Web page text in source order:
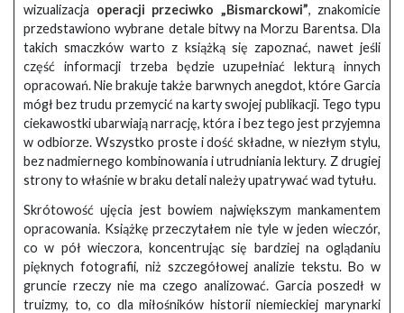
wizualizacja operacji przeciwko „Bismarckowi”, znakomicie
przedstawiono wybrane detale bitwy na Morzu Barentsa. Dla
takich smaczków warto z książką się zapoznać, nawet jeśli
część informacji trzeba będzie uzupełniać lekturą innych
opracowań. Nie brakuje także barwnych anegdot, które Garcia
mógł bez trudu przemycić na karty swojej publikacji. Tego typu
ciekawostki ubarwiają narrację, która i bez tego jest przyjemna
w odbiorze. Wszystko proste i dość składne, w niezłym stylu,
bez nadmiernego kombinowania i utrudniania lektury. Z drugiej
strony to właśnie w braku detali należy upatrywać wad tytułu.
Skrótowość ujęcia jest bowiem największym mankamentem
opracowania. Książkę przeczytałem nie tyle w jeden wieczór,
co w pół wieczora, koncentrując się bardziej na oglądaniu
pięknych fotografii, niż szczegółowej analizie tekstu. Bo w
gruncie rzeczy nie ma czego analizować. Garcia poszedł w
truizmy, to, co dla miłośników historii niemieckiej marynarki